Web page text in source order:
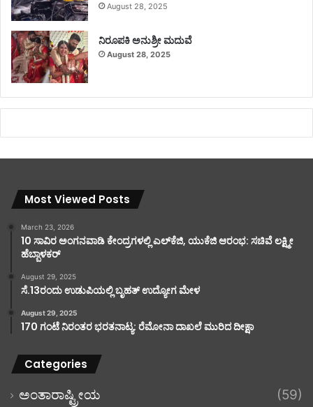
August 28, 2025
ನಿರೂಪಕಿ ಅನುಶ್ರೀ ಮದುವೆ
August 28, 2025
Most Viewed Posts
March 23, 2026
10 ಸಾವಿರ ಅಂಗನವಾಡಿ ಕೇಂದ್ರಗಳಲ್ಲಿ ಎಲ್‌ಕೆಜಿ, ಯುಕೆಜಿ ಆರಂಭ: ಸಚಿವೆ ಲಕ್ಷ್ಮೀ
ಹೆಬ್ಬಾಳಕರ್
August 29, 2025
ಸೆ.13ರಂದು ಉಡುಪಿಯಲ್ಲಿ ಬೃಹತ್ ಉದ್ಯೋಗ ಮೇಳ
August 29, 2025
170 ಗಂಟೆ ನಿರಂತರ ಭರತನಾಟ್ಯ: ರೆಮೋನಾ ದಾಖಲೆ ಮುರಿದ ದೀಕ್ಷಾ
Categories
ಅಂತಾರಾಷ್ಟ್ರೀಯ
(59)